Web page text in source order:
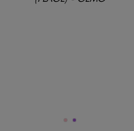
Disponible en 2 coloris
ROSEVIOLET